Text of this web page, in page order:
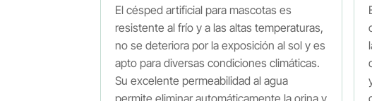
El césped artificial para mascotas es
resistente al frío y a las altas temperaturas,
no se deteriora por la exposición al sol y es
apto para diversas condiciones climáticas.
Su excelente permeabilidad al agua